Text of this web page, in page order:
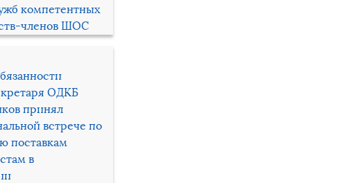
компетентных
членов ШОС
ОДКБ
принял
встрече по
поставкам
в